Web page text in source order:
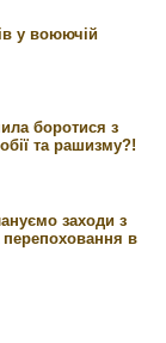
у воюючій
боротися з
та рашизму?!
заходи з
перепоховання в